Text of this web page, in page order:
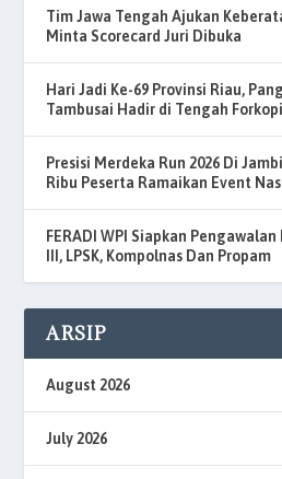
Tim Jawa Tengah Ajukan
Minta Scorecard Juri Dibuka
Hari Jadi Ke-69 Provinsi Riau,
Tambusai Hadir di Tengah
Presisi Merdeka Run 2026 Di
Ribu Peserta Ramaikan Event
FERADI WPI Siapkan
III, LPSK, Kompolnas Dan Propam
ARSIP
August 2026
July 2026